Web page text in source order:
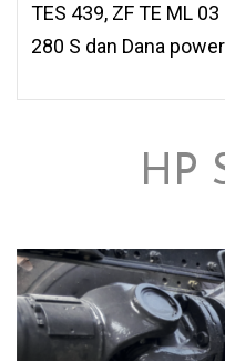
TES 439, ZF TE ML
280 S dan Dana
HP